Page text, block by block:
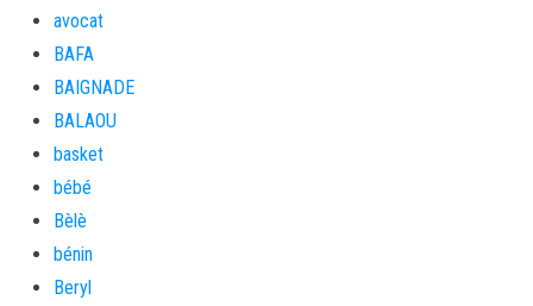
avocat
BAFA
BAIGNADE
BALAOU
basket
bébé
Bèlè
bénin
Beryl